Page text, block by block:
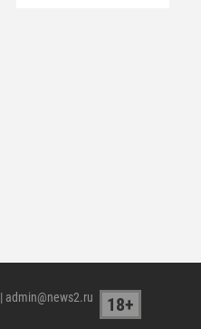
| admin@news2.ru 18+